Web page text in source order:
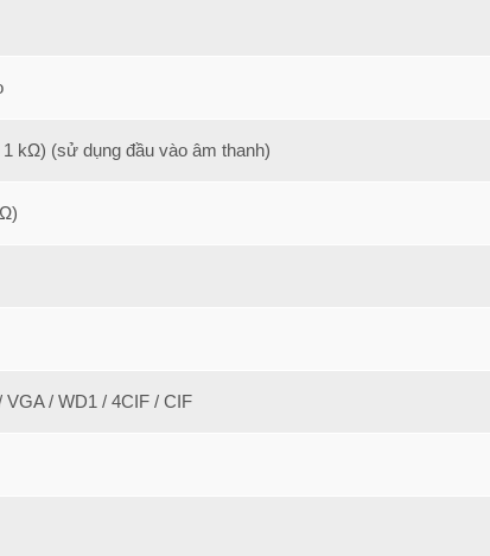
kΩ) (sử dụng đầu vào âm thanh)
VGA / WD1 / 4CIF / CIF